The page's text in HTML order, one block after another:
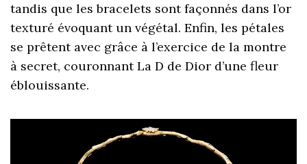
tandis que les bracelets sont façonnés dans l’or
texturé évoquant un végétal. Enfin, les pétales
se prêtent avec grâce à l’exercice de la montre
à secret, couronnant La D de Dior d’une fleur
éblouissante.